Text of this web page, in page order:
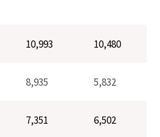
10,993 10,480
8,935 5,832
7,351 6,502